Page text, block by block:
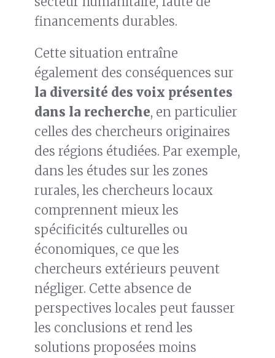
financements durables.
Cette situation entraîne
également des conséquences sur
la diversité des voix présentes
dans la recherche, en particulier
celles des chercheurs originaires
des régions étudiées. Par exemple,
dans les études sur les zones
rurales, les chercheurs locaux
comprennent mieux les
spécificités culturelles ou
économiques, ce que les
chercheurs extérieurs peuvent
négliger. Cette absence de
perspectives locales peut fausser
les conclusions et rend les
solutions proposées moins